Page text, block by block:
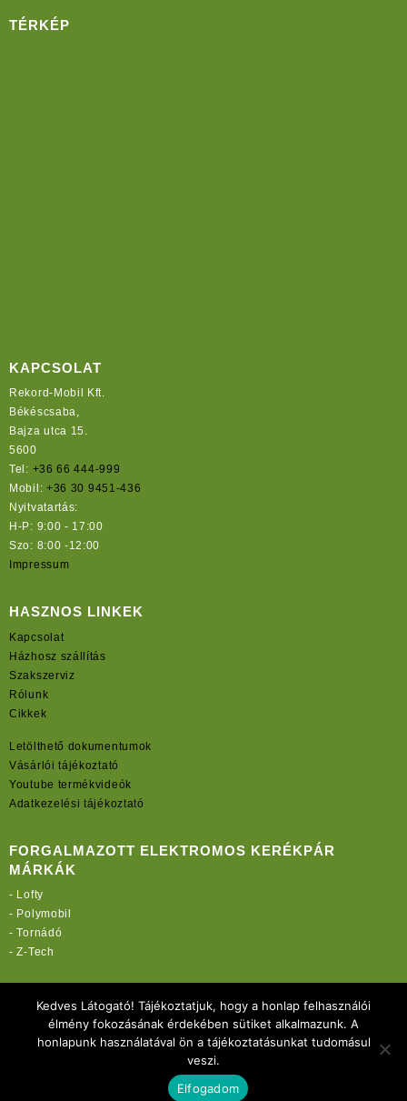
TÉRKÉP
KAPCSOLAT
Rekord-Mobil Kft.
Békéscsaba,
Bajza utca 15.
5600
Tel: +36 66 444-999
Mobil: +36 30 9451-436
Nyitvatartás:
H-P: 9:00 - 17:00
Szo: 8:00 -12:00
Impressum
HASZNOS LINKEK
Kapcsolat
Házhosz szállítás
Szakszerviz
Rólunk
Cikkek
Letölthető dokumentumok
Vásárlói tájékoztató
Youtube termékvideók
Adatkezelési tájékoztató
FORGALMAZOTT ELEKTROMOS KERÉKPÁR
MÁRKÁK
- Lofty
- Polymobil
-Tornádó
-Z-Tech
rekordmobil.hu
rekordmotor.hu
elektromos-kerekparbolt.hu
Copyright 2021 Rekord-Mobil Kft.
Kedves Látogató! Tájékoztatjuk, hogy a honlap felhasználói
élmény fokozásának érdekében sütiket alkalmazunk. A
honlapunk használatával ön a tájékoztatásunkat tudomásul
veszi.
Elfogadom